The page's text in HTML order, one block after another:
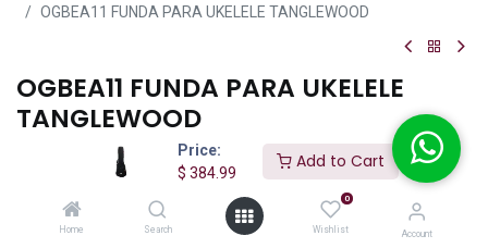
Price:
$ 384.99
Add to Cart
Home Search
0
Wishlist Account
OGBEA11 FUNDA PARA UKELELE TANGLEWOOD
OGBEA11 FUNDA PARA UKELELE
TANGLEWOOD
(0 reseña)